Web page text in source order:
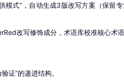
模式”，自动生成3版改写方案（保留
改写修饰成分，术语库校准核心术
证”的递进结构。